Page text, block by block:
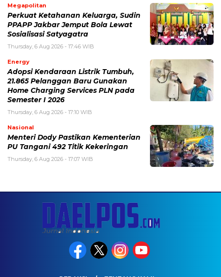
Megapolitan
Perkuat Ketahanan Keluarga, Sudin
PPAPP Jakbar Jemput Bola Lewat
Sosialisasi Satyagatra
Thursday, 6 Aug 2026 - 17:46 WIB
Energy
Adopsi Kendaraan Listrik Tumbuh,
21.865 Pelanggan Baru Gunakan
Home Charging Services PLN pada
Semester I 2026
Thursday, 6 Aug 2026 - 17:10 WIB
Nasional
Menteri Dody Pastikan Kementerian
PU Tangani 492 Titik Kekeringan
Thursday, 6 Aug 2026 - 17:07 WIB